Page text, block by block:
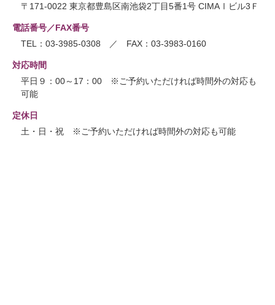
〒171-0022 東京都豊島区南池袋2丁目5番1号 CIMAⅠビル3Ｆ
電話番号／FAX番号
TEL：03-3985-0308 ／ FAX：03-3983-0160
対応時間
平日９：00～17：00 ※ご予約いただければ時間外の対応も
可能
定休日
土・日・祝 ※ご予約いただければ時間外の対応も可能